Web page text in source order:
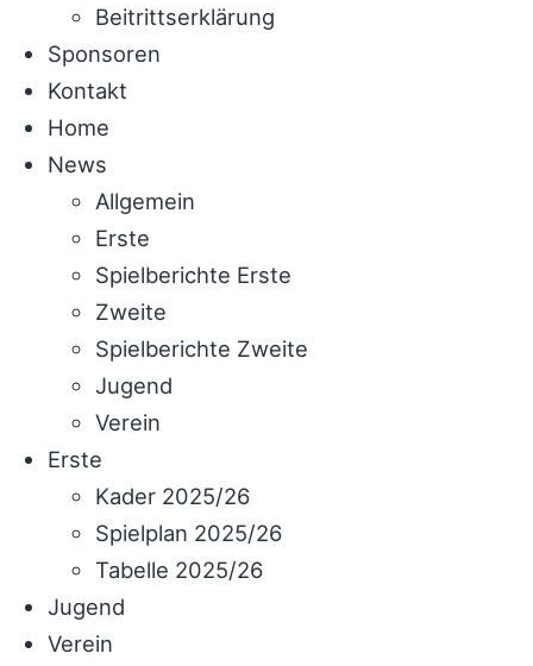
Beitrittserklärung
Sponsoren
Kontakt
Home
News
Allgemein
Erste
Spielberichte Erste
Zweite
Spielberichte Zweite
Jugend
Verein
Erste
Kader 2025/26
Spielplan 2025/26
Tabelle 2025/26
Jugend
Verein